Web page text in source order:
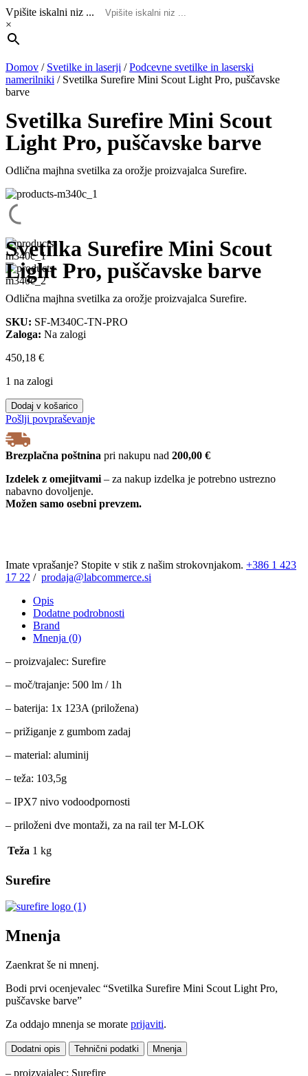
Vpišite iskalni niz ...
×
Domov / Svetilke in laserji /Podcevne svetilke in laserski
namerilniki / Svetilka Surefire Mini Scout Light Pro, puščavske
barve
Svetilka Surefire Mini Scout
Light Pro, puščavske barve
Odlična majhna svetilka za orožje proizvajalca Surefire.
Svetilka Surefire Mini Scout
Light Pro, puščavske barve
Odlična majhna svetilka za orožje proizvajalca Surefire.
SKU: SF-M340C-TN-PRO
Zaloga: Na zalogi
450,18 €
1 na zalogi
Svetilka
Surefire
Mini
Scout
Light
puščavske
barve
količina
Dodaj v košarico
Pošlji povpraševanje
Brezplačna poštnina pri nakupu nad 200,00 €
Izdelek z omejitvami – za nakup izdelka je potrebno ustrezno
nabavno dovoljenje.
Možen samo osebni prevzem.
Imate vprašanje? Stopite v stik z našim strokovnjakom. +386 1 423
17 22 / prodaja@labcommerce.si
Opis
Dodatne podrobnosti
Brand
Mnenja (0)
– proizvajalec: Surefire
– moč/trajanje: 500 lm / 1h
– baterija: 1x 123A (priložena)
– prižiganje z gumbom zadaj
– material: aluminij
– teža: 103,5g
– IPX7 nivo vodoodpornosti
– priloženi dve montaži, za na rail ter M-LOK
Teža 1 kg
Surefire
Mnenja
Zaenkrat še ni mnenj.
Bodi prvi ocenjevalec “Svetilka Surefire Mini Scout Light Pro,
puščavske barve”
Za oddajo mnenja se morate prijaviti.
Dodatni opis Tehnični podatki Mnenja
– proizvajalec: Surefire